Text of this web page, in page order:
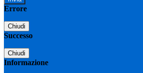
Errore
Chiudi
Successo
Chiudi
Informazione